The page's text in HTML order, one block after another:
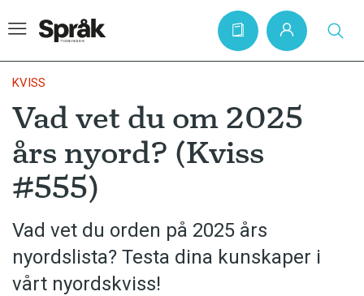
Hem
Artiklar
Krönikor
Språkfrågor
Skrivtips
Bokrecensioner
KVISS
Vad vet du om 2025
års nyord? (Kviss
#555)
Vad vet du orden på 2025 års
nyordslista? Testa dina kunskaper i
vårt nyordskviss!